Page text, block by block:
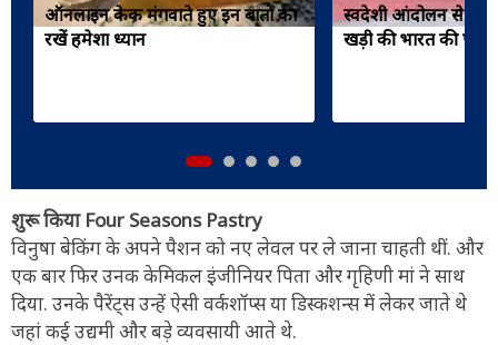
ऑनलाइन केक मंगवाते हुए इन बातों का
रखें हमेशा ध्यान
स्वदेशी आंदोलन से
खड़ी की भारत की पहली
शुरू किया Four Seasons Pastry
विनुषा बेकिंग के अपने पैशन को नए लेवल पर ले जाना चाहती थीं. और
एक बार फिर उनक केमिकल इंजीनियर पिता और गृहिणी मां ने साथ
दिया. उनके पैरेंट्स उन्हें ऐसी वर्कशॉप्स या डिस्कशन्स में लेकर जाते थे
जहां कई उद्यमी और बड़े व्यवसायी आते थे.